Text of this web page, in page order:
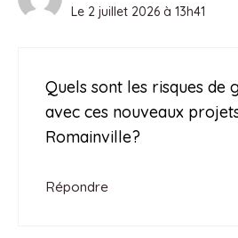
Le 2 juillet 2026 à 13h41
Quels sont les risques de
avec ces nouveaux
Romainville?
Répondre